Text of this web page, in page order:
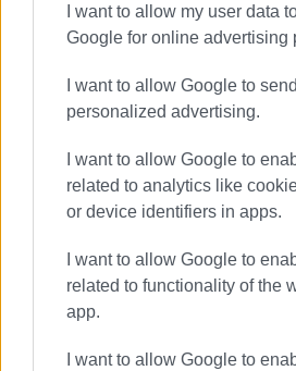
I want to allow my user data
Google for online advertising
I want to allow Google to
personalized advertising.
I want to allow Google to
related to analytics like
or device identifiers in apps.
I want to allow Google to
related to functionality of the
app.
I want to allow Google to
εργάζεται στην
συνεργάστηκε με την
Start TV, συνολικά 15 χρόνια.
Ακολουθήστε το enimerosi